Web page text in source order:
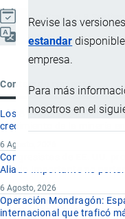
Revise las
estandar
empresa.
Para más
nosotros en el
Actualizado el 8
Español
Contenido reciente
Los 8 proyectos mineros
crecimiento de la minería en
6 Agosto, 2026
Congresistas de EE. UU.
Aliado Importante no
6 Agosto, 2026
Operación Mondragón:
internacional que traficó